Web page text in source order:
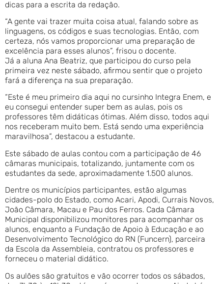
dicas para a escrita da redação.
“A gente vai trazer muita coisa atual, falando sobre as
linguagens, os códigos e suas tecnologias. Então, com
certeza, nós vamos proporcionar uma preparação de
excelência para esses alunos”, frisou o docente.
Já a aluna Ana Beatriz, que participou do curso pela
primeira vez neste sábado, afirmou sentir que o projeto
fará a diferença na sua preparação.
“Este é meu primeiro dia aqui no cursinho Integra Enem, e
eu consegui entender super bem as aulas, pois os
professores têm didáticas ótimas. Além disso, todos aqui
nos receberam muito bem. Está sendo uma experiência
maravilhosa”, destacou a estudante.
Este sábado de aulas contou com a participação de 46
câmaras municipais, totalizando, juntamente com os
estudantes da sede, aproximadamente 1.500 alunos.
Dentre os municípios participantes, estão algumas
cidades-polo do Estado, como Acari, Apodi, Currais Novos,
João Câmara, Macau e Pau dos Ferros. Cada Câmara
Municipal disponibilizou monitores para acompanhar os
alunos, enquanto a Fundação de Apoio à Educação e ao
Desenvolvimento Tecnológico do RN (Funcern), parceira
da Escola da Assembleia, contratou os professores e
forneceu o material didático.
Os aulões são gratuitos e vão ocorrer todos os sábados,